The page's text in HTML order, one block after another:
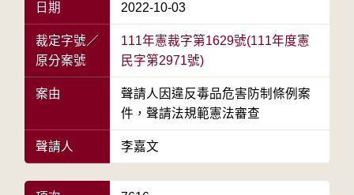
日期 2022-10-03
裁定字號／
原分案號
111年憲裁字第1629號(111年度憲
民字第2971號)
案由
聲請人因違反毒品危害防制條例案
件，聲請法規範憲法審查
聲請人 李嘉文